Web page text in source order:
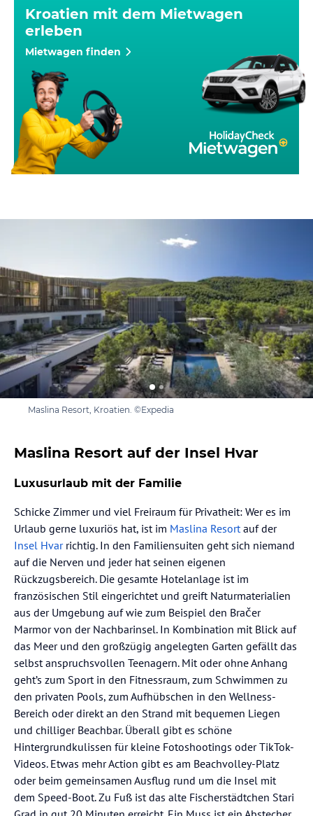
Kroatien mit dem Mietwagen
erleben
Mietwagen finden
Maslina Resort, Kroatien. ©Expedia
Maslina Resort auf der Insel Hvar
Luxusurlaub mit der Familie
Schicke Zimmer und viel Freiraum für Privatheit: Wer es im
Urlaub gerne luxuriös hat, ist im Maslina Resortauf der
Insel Hvarrichtig. In den Familiensuiten geht sich niemand
auf die Nerven und jeder hat seinen eigenen
Rückzugsbereich. Die gesamte Hotelanlage ist im
französischen Stil eingerichtet und greift Naturmaterialien
aus der Umgebung auf wie zum Beispiel den Bračer
Marmor von der Nachbarinsel. In Kombination mit Blick auf
das Meer und den großzügig angelegten Garten gefällt das
selbst anspruchsvollen Teenagern. Mit oder ohne Anhang
geht’s zum Sport in den Fitnessraum, zum Schwimmen zu
den privaten Pools, zum Aufhübschen in den Wellness-
Bereich oder direkt an den Strand mit bequemen Liegen
und chilliger Beachbar. Überall gibt es schöne
Hintergrundkulissen für kleine Fotoshootings oder TikTok-
Videos. Etwas mehr Action gibt es am Beachvolley-Platz
oder beim gemeinsamen Ausflug rund um die Insel mit
dem Speed-Boot. Zu Fuß ist das alte Fischerstädtchen Stari